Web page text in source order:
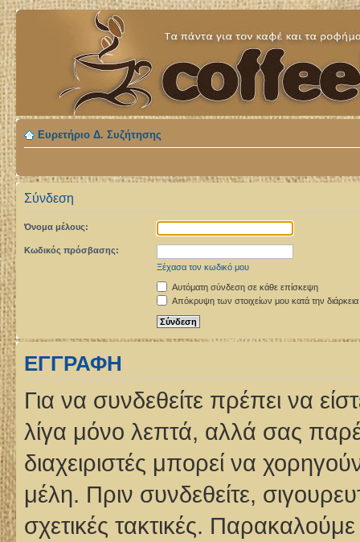
Ευρετήριο Δ. Συζήτησης
Σύνδεση
Όνομα μέλους:
Κωδικός πρόσβασης:
Ξέχασα τον κωδικό μου
Αυτόματη σύνδεση σε κάθε επίσκεψη
Απόκρυψη των στοιχείων μου κατά την
ΕΓΓΡΑΦΉ
Για να συνδεθείτε πρέπει να
λίγα μόνο λεπτά, αλλά σας
διαχειριστές μπορεί να
μέλη. Πριν συνδεθείτε,
σχετικές τακτικές.